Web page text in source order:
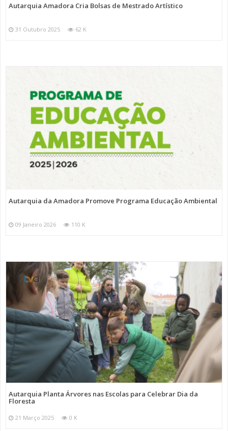
Autarquia Amadora Cria Bolsas de Mestrado Artístico
31 Outubro 2025 62 K
Autarquia da Amadora Promove Programa Educação Ambiental
09 Janeiro 2026 110 K
Autarquia Planta Árvores nas Escolas para Celebrar Dia da
Floresta
21 Março 2025 0 K